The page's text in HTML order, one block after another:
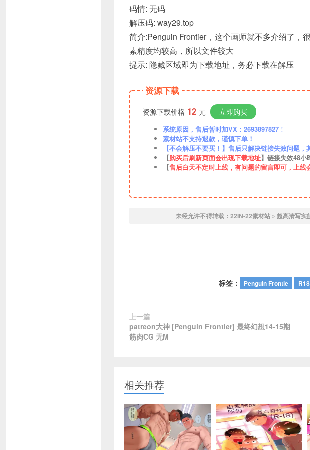
码情: 无码
解压码: way29.top
简介:Penguin Frontier，这个画师就不多介绍了，
素精度均较高，所以文件较大
提示: 隐藏区域即为下载地址，务必下载在解压
资源下载
资源下载价格 12 元 立即购买
系统原因，售后暂时加VX：2693897827 ！
素材站不支持退款，谨慎下单！
【不会解压不要买！】售后只解决链接失效问题，
【购买后刷新页面会出现下载地址】链接失效48
【售后白天不定时上线，有问题的留言即可，上线
未经允许不得转载： 22IN-22素材站» 超高清写
标签： Penguin Frontie R18
上一篇
patreon大神 [Penguin Frontier] 最终幻想14-15期
筋肉CG 无M
相关推荐